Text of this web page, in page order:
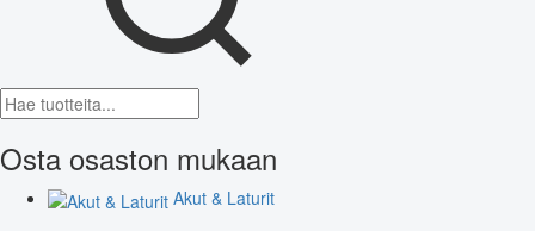
Osta osaston mukaan
Akut & Laturit